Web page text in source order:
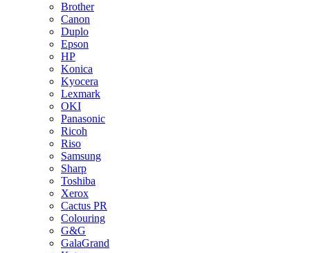
Brother
Canon
Duplo
Epson
HP
Konica
Kyocera
Lexmark
OKI
Panasonic
Ricoh
Riso
Samsung
Sharp
Toshiba
Xerox
Cactus PR
Colouring
G&G
GalaGrand